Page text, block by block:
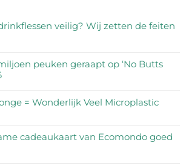
veilig? Wij zetten de feiten
peuken geraapt op ‘No Butts
= Wonderlijk Veel Microplastic
cadeaukaart van Ecomondo goed